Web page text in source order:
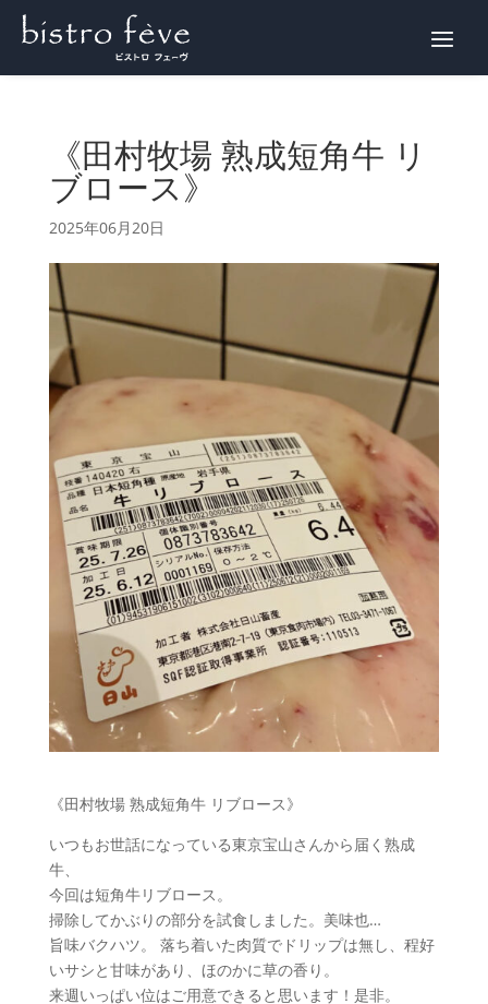
《田村牧場 熟成短角牛 リ
ブロース》
2025年06月20日
《田村牧場 熟成短角牛 リブロース》
いつもお世話になっている東京宝山さんから届く熟成
牛、
今回は短角牛リブロース。
掃除してかぶりの部分を試食しました。美味也…
旨味バクハツ。 落ち着いた肉質でドリップは無し、程好
いサシと甘味があり、ほのかに草の香り。
来週いっぱい位はご用意できると思います！是非。